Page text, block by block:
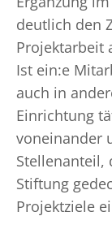
deutlich den
Projektarbeit
Ist ein:e
auch in
Einrichtung
voneinander
Stellenanteil,
Stiftung
Projektziele